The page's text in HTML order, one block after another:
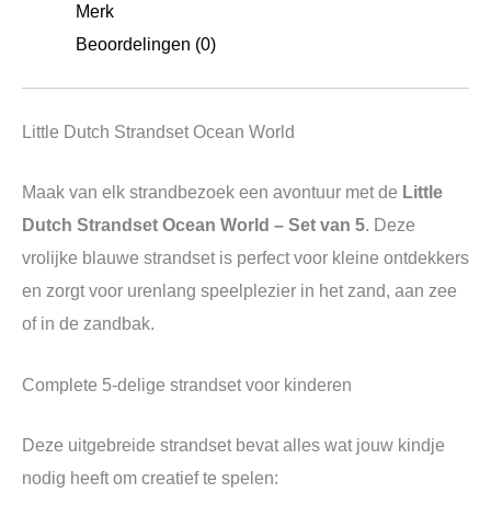
Merk
Beoordelingen (0)
Little Dutch Strandset Ocean World
Maak van elk strandbezoek een avontuur met de Little
Dutch Strandset Ocean World – Set van 5. Deze
vrolijke blauwe strandset is perfect voor kleine ontdekkers
en zorgt voor urenlang speelplezier in het zand, aan zee
of in de zandbak.
Complete 5-delige strandset voor kinderen
Deze uitgebreide strandset bevat alles wat jouw kindje
nodig heeft om creatief te spelen: